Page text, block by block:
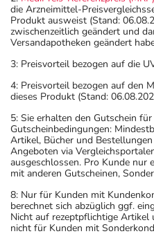
die Arzneimittel-
Produkt ausweist (Stand:
zwischenzeitlich geändert und
Versandapotheken geändert
3: Preisvorteil bezogen auf die
4: Preisvorteil bezogen auf den
dieses Produkt (Stand:
5: Sie erhalten den Gutschein
Gutscheinbedingungen:
Artikel, Bücher und
Angeboten via
ausgeschlossen. Pro Kunde nur
mit anderen Gutscheinen,
8: Nur für Kunden mit
berechnet sich abzüglich ggf.
Nicht auf rezeptpflichtige
nicht für Kunden mit